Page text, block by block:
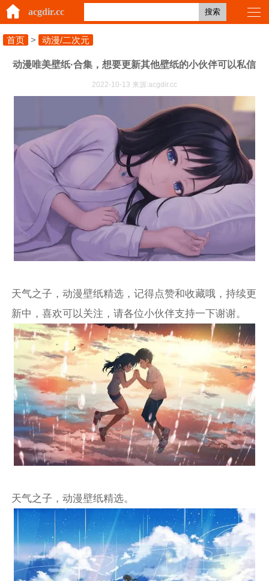
acgdir.cc 搜索
首页 > 动漫/二次元
动漫唯美壁纸·合集，想要更新其他壁纸的小伙伴可以私信
2022-10-13 来源:acgdir.cc
天气之子，动漫壁纸精选，记得点赞和收藏哦，持续更
新中，喜欢可以关注，请各位小伙伴支持一下谢谢。
天气之子，动漫壁纸精选。